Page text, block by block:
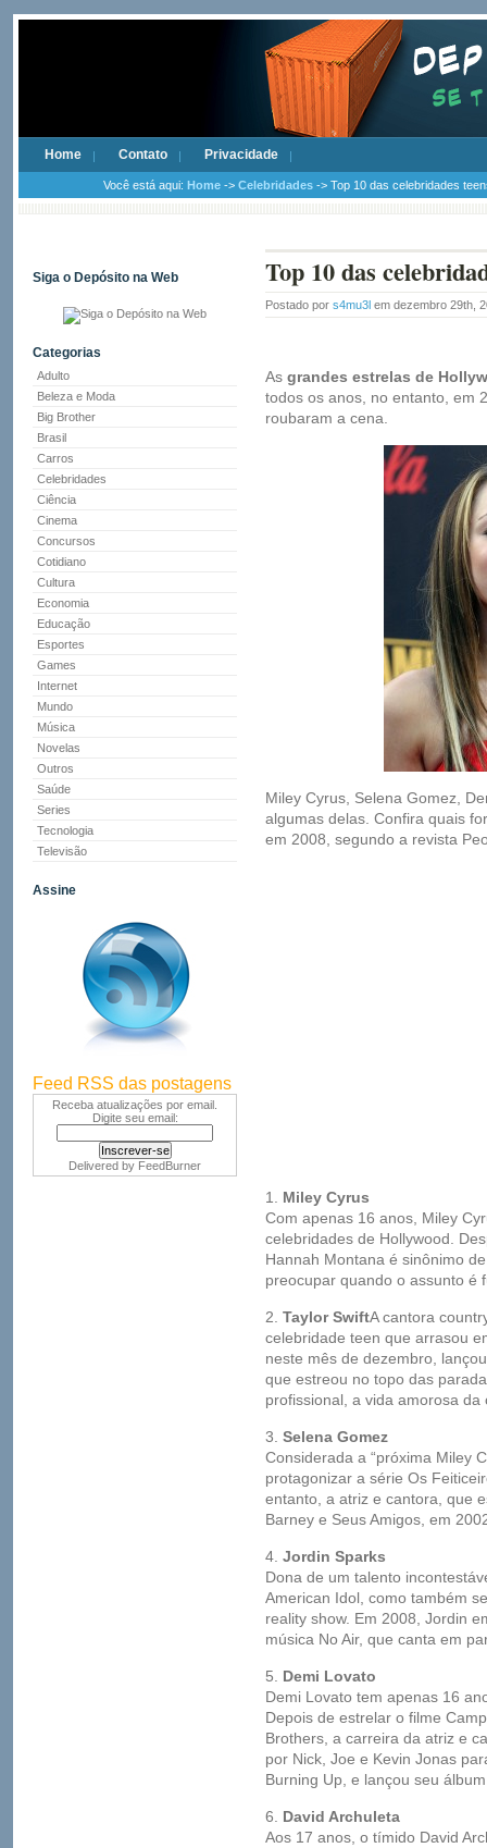
Home Contato Privacidade
Você está aqui: Home -> Celebridades -> Top 10 das celebridades
Siga o Depósito na Web
Categorias
Adulto
Beleza e Moda
Big Brother
Brasil
Carros
Celebridades
Ciência
Cinema
Concursos
Cotidiano
Cultura
Economia
Educação
Esportes
Games
Internet
Mundo
Música
Novelas
Outros
Saúde
Series
Tecnologia
Televisão
Assine
Feed RSS das postagens
Receba atualizações por email.
Digite seu email:
Delivered by FeedBurner
Top 10 das
Postado por s4mu3l em dezembro 29th,
As grandes estrelas de
todos os anos, no entanto, em
roubaram a cena.
Miley Cyrus, Selena Gomez,
algumas delas. Confira quais
em 2008, segundo a revista
1.
Miley Cyrus
Com apenas 16 anos, Miley
celebridades de Hollywood.
Hannah Montana é sinônimo
preocupar quando o assunto é
2. Taylor SwiftA cantora
celebridade teen que arrasou
neste mês de dezembro,
que estreou no topo das
profissional, a vida amorosa
3. Selena Gomez
Considerada a “próxima Miley
protagonizar a série Os
entanto, a atriz e cantora, que
Barney e Seus Amigos, em
4. Jordin Sparks
Dona de um talento
American Idol, como também
reality show. Em 2008, Jordin
música No Air, que canta em
5. Demi Lovato
Demi Lovato tem apenas 16
Depois de estrelar o filme
Brothers, a carreira da atriz e
por Nick, Joe e Kevin Jonas
Burning Up, e lançou seu
6. David Archuleta
Aos 17 anos, o tímido David